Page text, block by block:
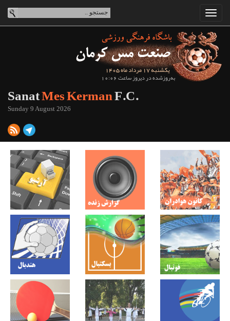
یکشنبه 17 مرداد ماه 1405
به‌روزشده در دیروز ساعت 10:06
SanatMes KermanF.C.
Sunday 9 August 2026